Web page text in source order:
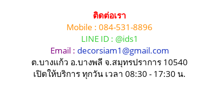
ติดต่อเรา
Mobile : 084-531-8896
LINE ID : @ids1
Email : decorsiam1@gmail.com
ต.บางแก้ว อ.บางพลี จ.สมุทรปราการ 10540
เปิดให้บริการ ทุกวัน เวลา 08:30 - 17:30 น.